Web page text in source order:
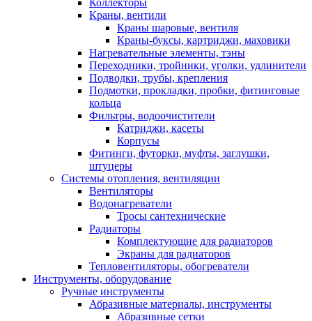
Краны, вентили
Краны шаровые, вентиля
Краны-буксы, картриджи, маховики
Нагревательные элементы, тэны
Переходники, тройники, уголки, удлинители
Подводки, трубы, крепления
Подмотки, прокладки, пробки, фитинговые
кольца
Фильтры, водоочистители
Катриджи, касеты
Корпусы
Фитинги, футорки, муфты, заглушки,
штуцеры
Системы отопления, вентиляции
Вентиляторы
Водонагреватели
Тросы сантехнические
Радиаторы
Комплектующие для радиаторов
Экраны для радиаторов
Тепловентиляторы, обогреватели
Инструменты, оборудование
Ручные инструменты
Абразивные материалы, инструменты
Абразивные сетки